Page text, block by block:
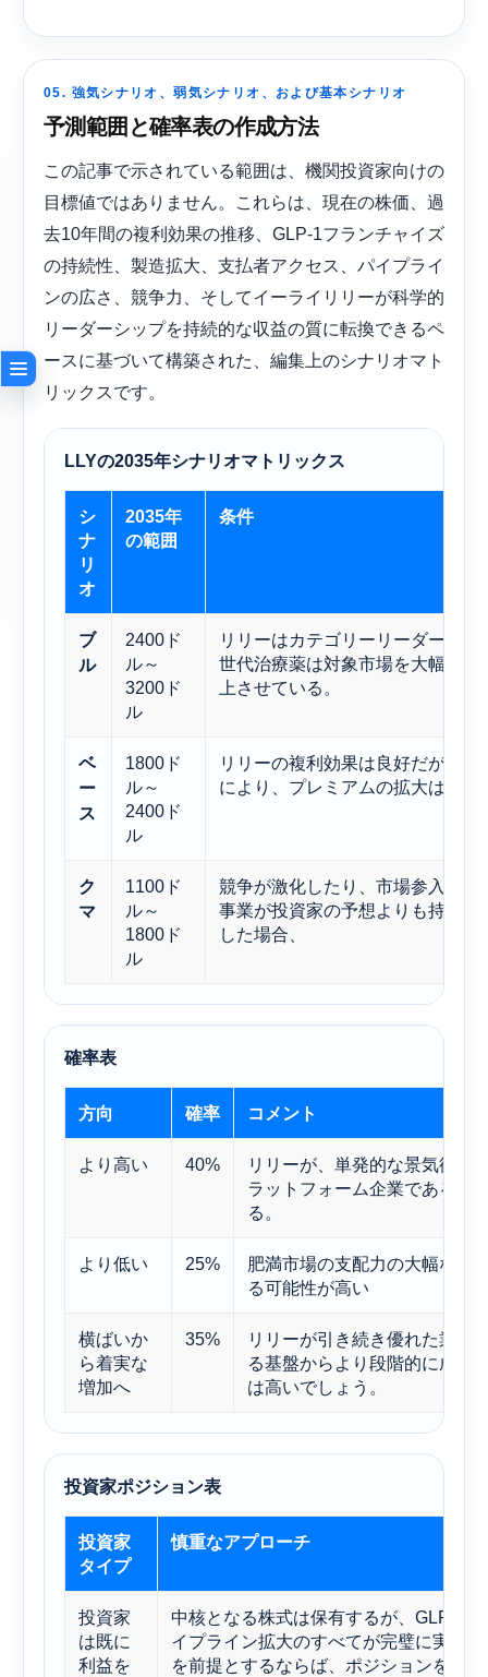
05. 強気シナリオ、弱気シナリオ、および基本シナリオ
予測範囲と確率表の作成方法
この記事で示されている範囲は、機関投資家向けの
目標値ではありません。これらは、現在の株価、過
去10年間の複利効果の推移、GLP-1フランチャイズ
の持続性、製造拡大、支払者アクセス、パイプライ
ンの広さ、競争力、そしてイーライリリーが科学的
リーダーシップを持続的な収益の質に転換できるペ
ースに基づいて構築された、編集上のシナリオマト
リックスです。
LLYの2035年シナリオマトリックス
シ
ナ
リ
オ
2035年
の範囲
条件
ブ
ル
2400ド
ル～
3200ド
ル
リリーはカテゴリーリーダーシ
世代治療薬は対象市場を大幅に拡
上させている。
ベ
ー
ス
1800ド
ル～
2400ド
ル
リリーの複利効果は良好だが、
により、プレミアムの拡大は緩や
ク
マ
1100ド
ル～
1800ド
ル
競争が激化したり、市場参入が困
事業が投資家の予想よりも持続性
した場合、
確率表
方向 確率 コメント
より高い 40%
リリーが、単発的な景気循環
ラットフォーム企業であるこ
る。
より低い 25%
肥満市場の支配力の大幅な減
る可能性が高い
横ばいか
ら着実な
増加へ
35%
リリーが引き続き優れた業績
る基盤からより段階的に成長
は高いでしょう。
投資家ポジション表
投資家
タイプ
慎重なアプローチ
投資家
は既に
利益を
中核となる株式は保有するが、GLP-1、
イプライン拡大のすべてが完璧に実行
を前提とするならば、ポジションを縮